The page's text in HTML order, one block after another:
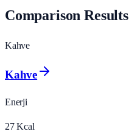
Comparison Results
Kahve
Kahve
Enerji
27 Kcal